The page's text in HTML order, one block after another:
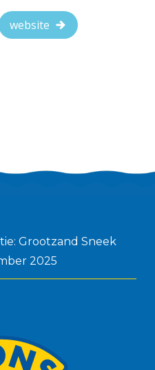
website
Grootzand Sneek
2025